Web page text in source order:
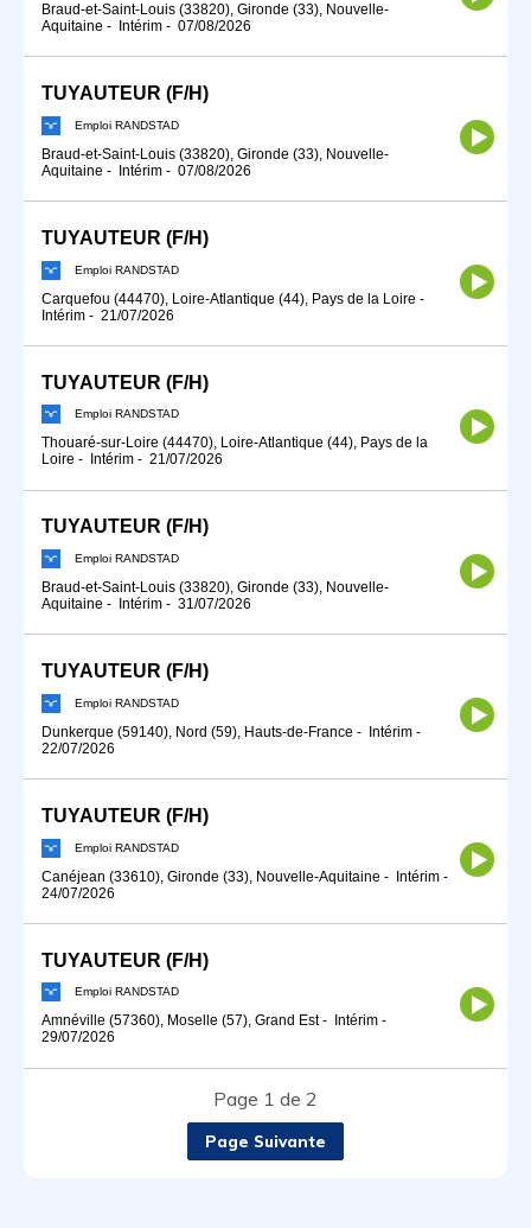
Braud-et-Saint-Louis (33820), Gironde (33), Nouvelle-
Aquitaine - Intérim - 07/08/2026
TUYAUTEUR (F/H)
Emploi RANDSTAD
Braud-et-Saint-Louis (33820), Gironde (33), Nouvelle-
Aquitaine - Intérim - 07/08/2026
TUYAUTEUR (F/H)
Emploi RANDSTAD
Carquefou (44470), Loire-Atlantique (44), Pays de la Loire -
Intérim - 21/07/2026
TUYAUTEUR (F/H)
Emploi RANDSTAD
Thouaré-sur-Loire (44470), Loire-Atlantique (44), Pays de la
Loire - Intérim - 21/07/2026
TUYAUTEUR (F/H)
Emploi RANDSTAD
Braud-et-Saint-Louis (33820), Gironde (33), Nouvelle-
Aquitaine - Intérim - 31/07/2026
TUYAUTEUR (F/H)
Emploi RANDSTAD
Dunkerque (59140), Nord (59), Hauts-de-France - Intérim -
22/07/2026
TUYAUTEUR (F/H)
Emploi RANDSTAD
Canéjean (33610), Gironde (33), Nouvelle-Aquitaine - Intérim -
24/07/2026
TUYAUTEUR (F/H)
Emploi RANDSTAD
Amnéville (57360), Moselle (57), Grand Est- Intérim -
29/07/2026
Page 1 de 2
Page Suivante